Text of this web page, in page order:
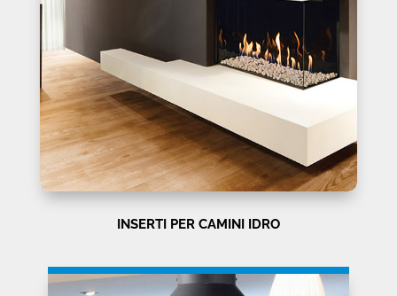
INSERTI PER CAMINI IDRO